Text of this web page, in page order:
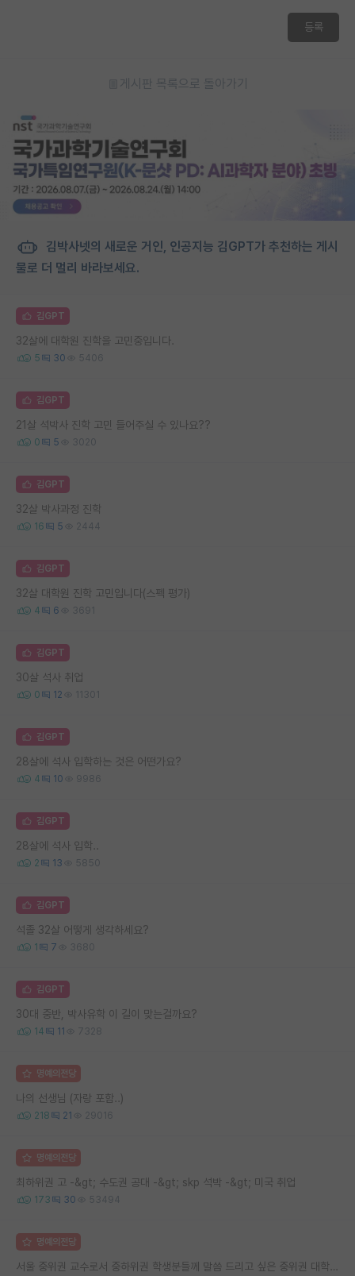
등록
게시판 목록으로 돌아가기
김박사넷의 새로운 거인, 인공지능 김GPT가 추천하는 게시
물로 더 멀리 바라보세요.
김GPT
32살에 대학원 진학을 고민중입니다.
5 30 5406
김GPT
21살 석박사 진학 고민 들어주실 수 있나요??
0 5 3020
김GPT
32살 박사과정 진학
16 5 2444
김GPT
32살 대학원 진학 고민입니다(스펙 평가)
4 6 3691
김GPT
30살 석사 취업
0 12 11301
김GPT
28살에 석사 입학하는 것은 어떤가요?
4 10 9986
김GPT
28살에 석사 입학..
2 13 5850
김GPT
석졸 32살 어떻게 생각하세요?
1 7 3680
김GPT
30대 중반, 박사유학 이 길이 맞는걸까요?
14 11 7328
명예의전당
나의 선생님 (자랑 포함..)
218 21 29016
명예의전당
최하위권 고 -&gt; 수도권 공대 -&gt; skp 석박 -&gt; 미국 취업
173 30 53494
명예의전당
서울 중위권 교수로서 중하위권 학생분들께 말씀 드리고 싶은 중위권 대학 연구실의 강점